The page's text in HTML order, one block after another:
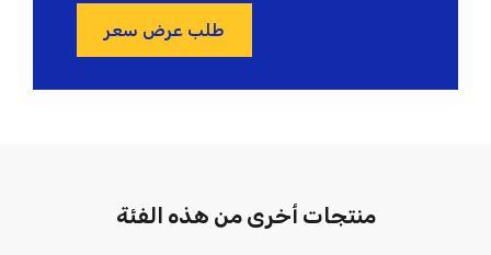
طلب عرض سعر
منتجات أخرى من هذه الفئة